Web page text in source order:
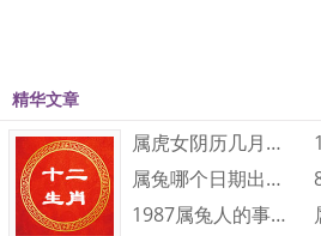
精华文章
属虎女阴历几月出生最好命 属虎的几月出生···
属兔哪个日期出生大富大贵 属兔人几日出生···
1987属兔人的事业运如何 1987属兔···